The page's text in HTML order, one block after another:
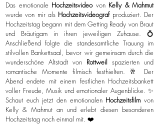
Das emotionale Hochzeitsvideovon Kelly & Mahmut
wurde von mir als Hochzeitsvideograf produziert. Der
Hochzeitstag begann mit dem Getting Ready von Braut
und Bräutigam in ihren jeweiligen Zuhause. 💍
Anschließend folgte die standesamtliche Trauung im
stilvollen Bankettsaal, bevor wir gemeinsam durch die
wunderschöne Altstadt von Rottweil spazierten und
romantische Momente filmisch festhielten. 🥂 Der
Abend endete mit einem festlichen Hochzeitsbankett
voller Freude, Musik und emotionaler Augenblicke. ✨
Schaut euch jetzt den emotionalen Hochzeitsfilmvon
Kelly & Mahmut an und erlebt diesen besonderen
Hochzeitstag noch einmal mit. ❤️